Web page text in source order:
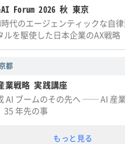
Forum 2026 秋 東京
代のエージェンティックな自
ルを駆使した日本企業のAX戦略
都
業戦略 実践講座
AI ブームのその先へ ── AI 産
35 年先の事
もっと見る